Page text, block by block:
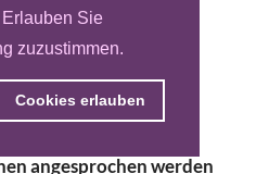
Erlauben Sie
zuzustimmen.
Cookies erlauben
zugreifen und
neue
diesem Bereich
Somit sollen
angesprochen werden